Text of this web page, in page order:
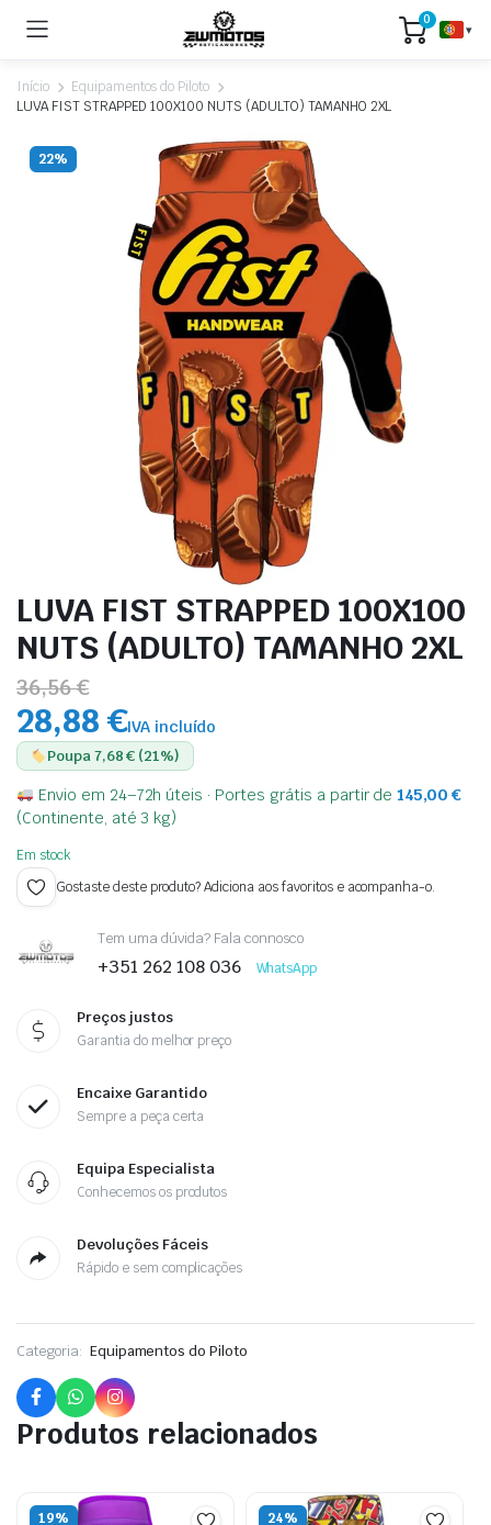
0
▾
Início
Equipamentos do Piloto
LUVA FIST STRAPPED 100X100 NUTS (ADULTO) TAMANHO 2XL
22%
LUVA FIST STRAPPED 100X100
NUTS (ADULTO) TAMANHO 2XL
36,56 €
28,88 €IVA incluído
Poupa 7,68 € (21%)
Envio em 24–72h úteis · Portes grátis a partir de145,00 €
(Continente, até 3 kg)
Em stock
Gostaste deste produto? Adiciona aos favoritos e acompanha-o.
Tem uma dúvida? Fala connosco
+351 262 108 036 WhatsApp
Preços justos
Garantia do melhor preço
Encaixe Garantido
Sempre a peça certa
Equipa Especialista
Conhecemos os produtos
Devoluções Fáceis
Rápido e sem complicações
Categoria: Equipamentos do Piloto
Produtos relacionados
19% 24%